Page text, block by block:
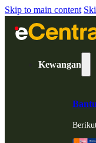
Skip to main content
Kewangan